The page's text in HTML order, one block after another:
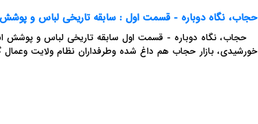
حجاب، نگاه دوباره - قسمت اول : سابقه تاریخی لباس و پوشش
خورشیدی، بازار حجاب هم داغ شده وطرفداران نظام ولایت وعمال